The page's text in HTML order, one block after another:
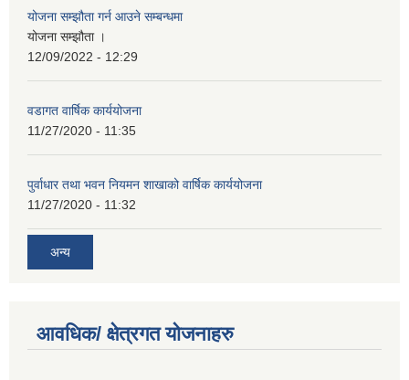
योजना सम्झौता गर्न आउने सम्बन्धमा
योजना सम्झौता ।
12/09/2022 - 12:29
वडागत वार्षिक कार्ययोजना
11/27/2020 - 11:35
पुर्वाधार तथा भवन नियमन शाखाको वार्षिक कार्ययोजना
11/27/2020 - 11:32
अन्य
आवधिक/ क्षेत्रगत योजनाहरु